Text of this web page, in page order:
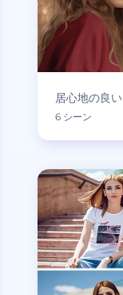
居心地の良
6 シーン